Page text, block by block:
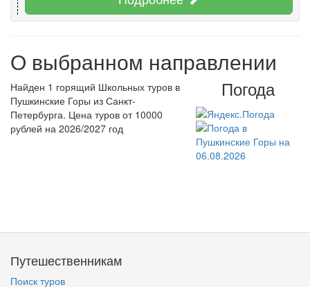
О выбранном направлении
Погода
Найден 1 горящий Школьных туров в
Пушкинские Горы из Санкт-
Петербурга. Цена туров от 10000
рублей на 2026/2027 год
Путешественникам
Поиск туров